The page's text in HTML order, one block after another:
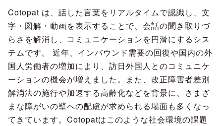
Cotopat は、話した言葉をリアルタイムで認識し、文
字・図解・動画を表示することで、会話の聞き取りづ
らさを解消し、コミュニケーションを円滑にするシス
テムです。 近年、インバウンド需要の回復や国内の外
国人労働者の増加により、訪日外国人とのコミュニケ
ーションの機会が増えました。また、改正障害者差別
解消法の施行や加速する高齢化などを背景に、さまざ
まな障がいの壁への配慮が求められる場面も多くなっ
てきています。Cotopatはこのような社会環境の課題